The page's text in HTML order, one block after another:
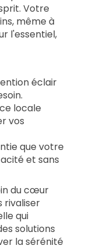
Votre
même à
l'essentiel,
éclair
locale
vos
que votre
et sans
du cœur
rivaliser
qui
solutions
la sérénité